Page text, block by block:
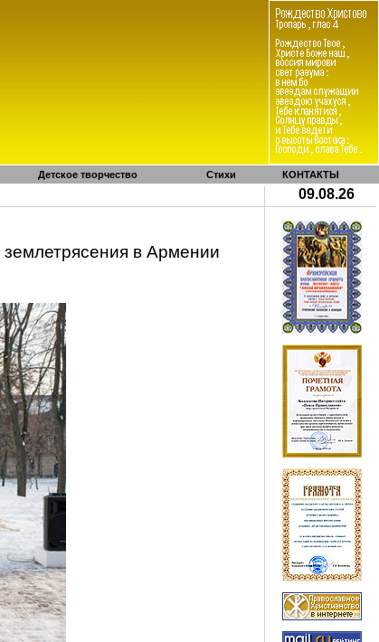
Детское творчество Стихи КОНТАКТЫ
09.08.26
землетрясения в Армении